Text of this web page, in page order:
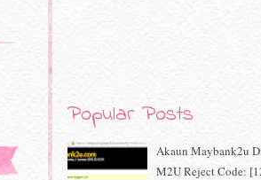
Popular Posts
Akaun Maybank2u
M2U Reject Code: